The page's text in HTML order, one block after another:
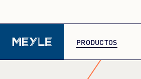
PRODUCTOS